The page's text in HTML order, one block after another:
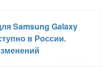
Samsung Galaxy
в России.